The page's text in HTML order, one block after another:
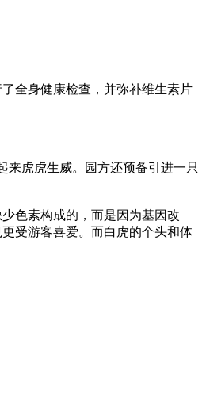
全身健康检查，并弥补维生素片
虎虎生威。园方还预备引进一只
色素构成的，而是因为基因改
受游客喜爱。而白虎的个头和体